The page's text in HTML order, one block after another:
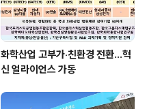
화학산업 고부가‧친환경 전환…혁
신 얼라이언스 가동